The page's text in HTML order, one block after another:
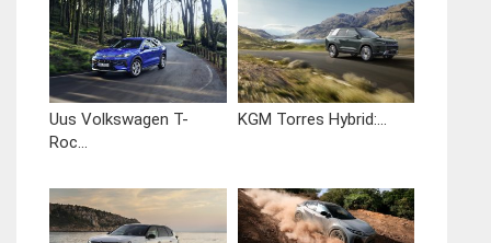
Uus Volkswagen T-
Roc...
KGM Torres Hybrid:...